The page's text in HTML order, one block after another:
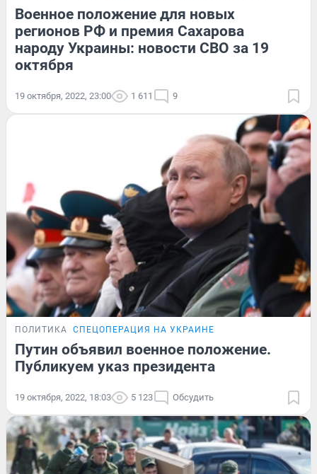
Военное положение для новых
регионов РФ и премия Сахарова
народу Украины: новости СВО за 19
октября
19 октября, 2022, 23:00 1 611 9
ПОЛИТИКА СПЕЦОПЕРАЦИЯ НА УКРАИНЕ
Путин объявил военное положение.
Публикуем указ президента
19 октября, 2022, 18:03 5 123 Обсудить